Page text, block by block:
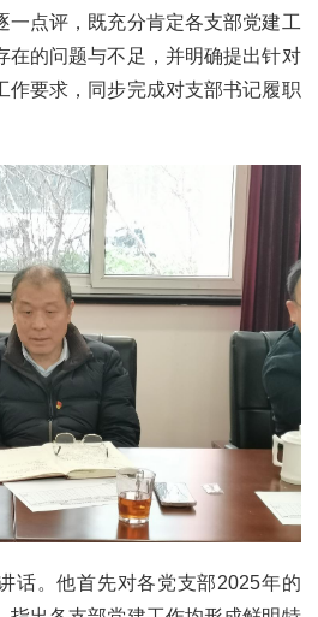
一点评，既充分肯定各支部党建工
在的问题与不足，并明确提出针对
作要求，同步完成对支部书记履职
话。他首先对各党支部2025年的